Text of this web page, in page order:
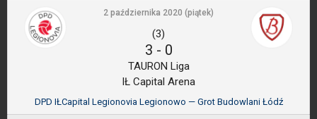
2 października 2020 (piątek)
(3)
3 - 0
TAURON Liga
IŁ Capital Arena
DPD IŁCapital Legionovia Legionowo — Grot Budowlani Łódź